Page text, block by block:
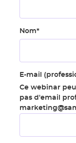
Nom*
E-mail
Ce webinar
pas d'email